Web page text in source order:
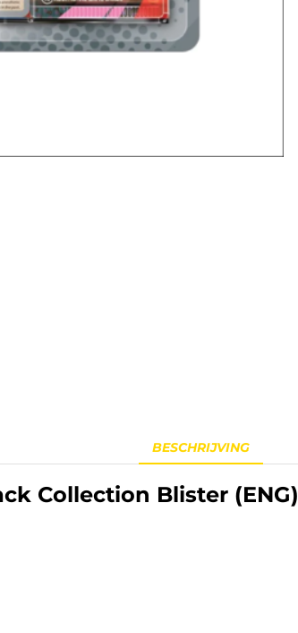
BESCHRIJVING
Collection Blister (ENG)